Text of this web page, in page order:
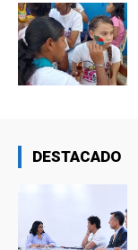
DESTACADO